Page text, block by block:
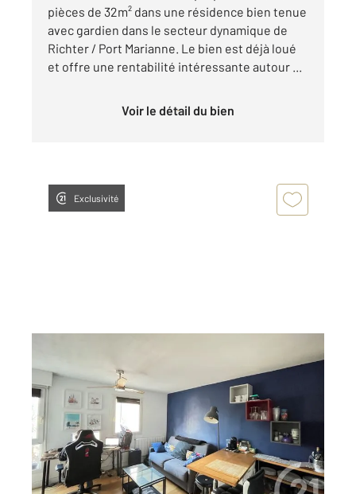
pièces de 32m² dans une résidence bien tenue
avec gardien dans le secteur dynamique de
Richter / Port Marianne. Le bien est déjà loué
et offre une rentabilité intéressante autour ...
Voir le détail du bien
Exclusivité
23,03 m
, 1 pièce
Ref : 54820
Appartement Studio à vendre
129 000 €
Montpellier Rive du Lez Venez découvrir ce